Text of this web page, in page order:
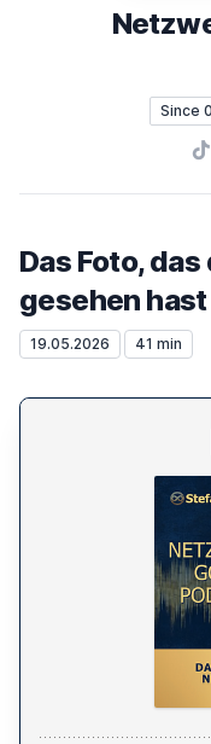
Since
Das Foto,
gesehen
19.05.2026 41 min